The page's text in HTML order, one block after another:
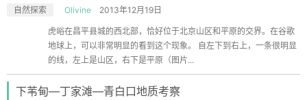
自然探索 Olivine 2013年12月19日
虎峪在昌平县城的西北部，恰好位于北京山区和平原的交界。在谷歌
地球上，可以非常明显的看到这个现象。 自左下到右上，一条很明显
的线，左上是山区，右下是平原（图片...
下苇甸—丁家滩—青白口地质考察